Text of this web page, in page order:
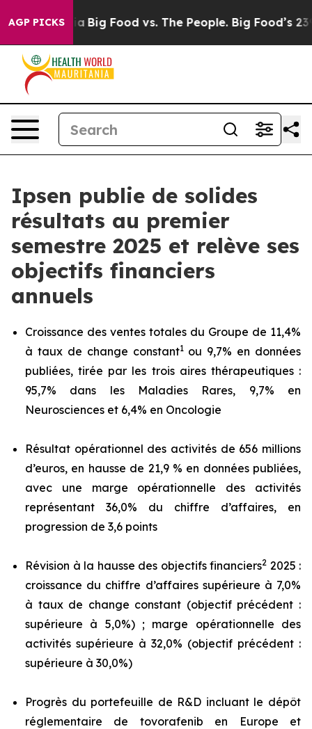
AGP PICKSBig Food vs. The People. Big Food’s 239
Ipsen publie de solides
résultats au premier
semestre 2025 et relève ses
objectifs financiers
annuels
Croissance des ventes totales du Groupe de 11,4%
à taux de change constant1ou 9,7% en données
publiées, tirée par les trois aires thérapeutiques :
95,7% dans les Maladies Rares, 9,7% en
Neurosciences et 6,4% en Oncologie
Résultat opérationnel des activités de 656 millions
d’euros, en hausse de 21,9 % en données publiées,
avec une marge opérationnelle des activités
représentant 36,0% du chiffre d’affaires, en
progression de 3,6 points
Révision à la hausse des objectifs financiers2 2025 :
croissance du chiffre d’affaires supérieure à 7,0%
à taux de change constant (objectif précédent :
supérieure à 5,0%) ; marge opérationnelle des
activités supérieure à 32,0% (objectif précédent :
supérieure à 30,0%)
Progrès du portefeuille de R&D incluant le dépôt
réglementaire de tovorafenib en Europe et